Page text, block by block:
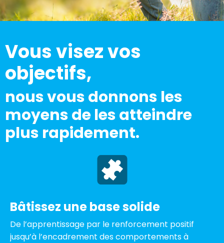
Vous visez vos
objectifs,
nous vous donnons les
moyens de les atteindre
plus rapidement.
Bâtissez une base solide
De l’apprentissage par le renforcement positif
jusqu’à l’encadrement des comportements à